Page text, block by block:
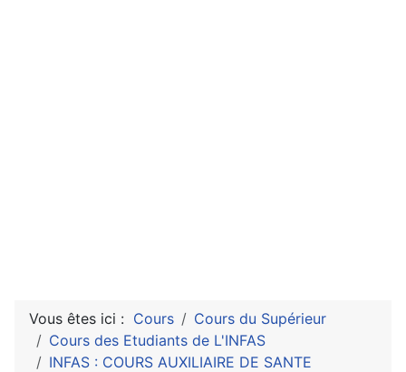
Vous êtes ici : Cours
Cours du Supérieur
Cours des Etudiants de L'INFAS
INFAS : COURS AUXILIAIRE DE SANTE